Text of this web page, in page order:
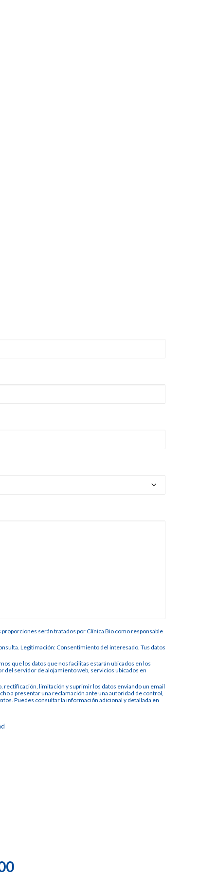
serán tratados por Clínica Bio como responsable
Legitimación: Consentimiento del interesado. Tus datos
que los datos que nos facilitas estarán ubicados en los
del servidor de alojamiento web, servicios ubicados en
rectificación, limitación y suprimir los datos enviando un email
a presentar una reclamación ante una autoridad de control,
Puedes consultar la información adicional y detallada en